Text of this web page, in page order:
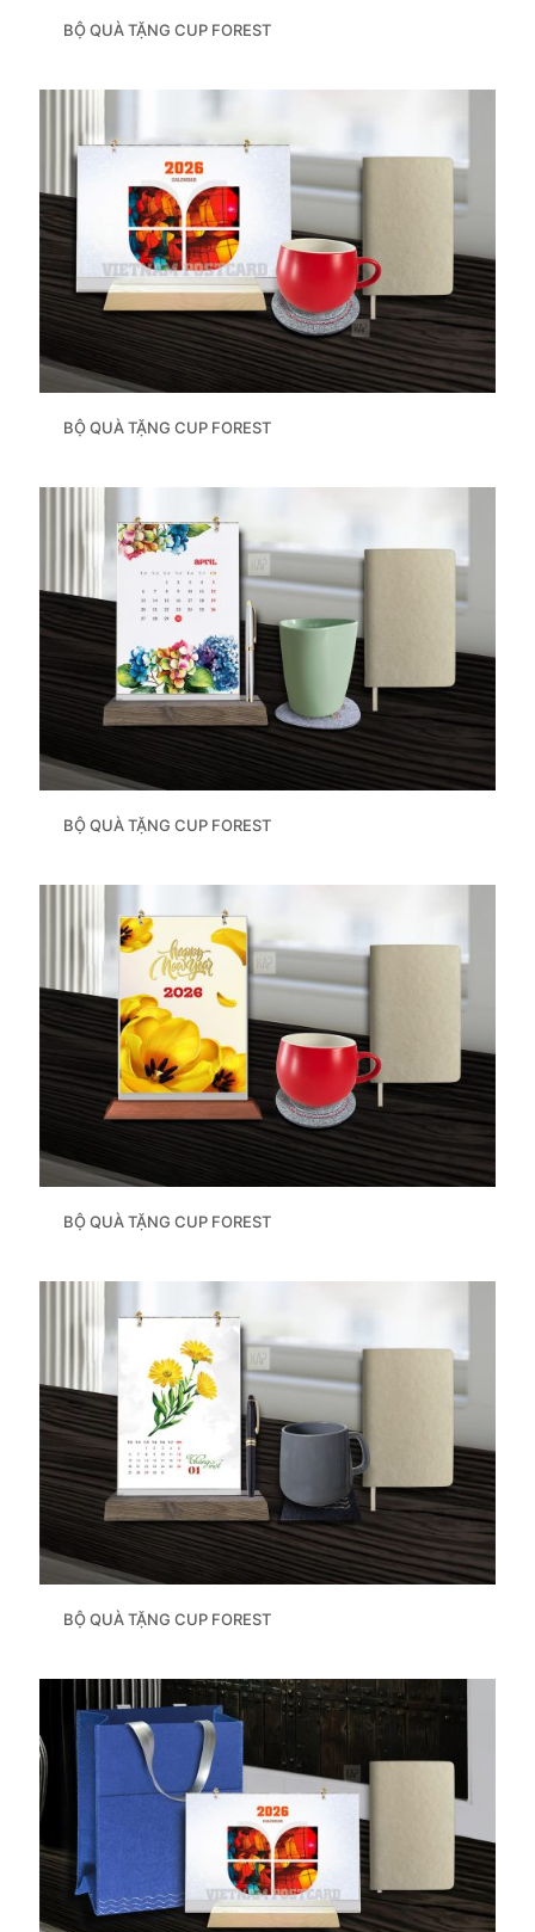
BỘ QUÀ TẶNG CUP FOREST
BỘ QUÀ TẶNG CUP FOREST
BỘ QUÀ TẶNG CUP FOREST
BỘ QUÀ TẶNG CUP FOREST
BỘ QUÀ TẶNG CUP FOREST